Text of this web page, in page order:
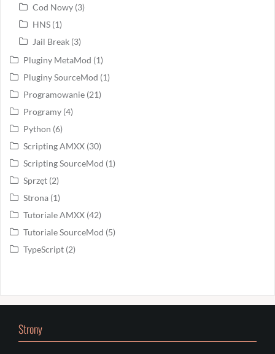
Cod Nowy (3)
HNS (1)
Jail Break (3)
Pluginy MetaMod (1)
Pluginy SourceMod (1)
Programowanie (21)
Programy (4)
Python (6)
Scripting AMXX (30)
Scripting SourceMod (1)
Sprzęt (2)
Strona (1)
Tutoriale AMXX (42)
Tutoriale SourceMod (5)
TypeScript (2)
Strony